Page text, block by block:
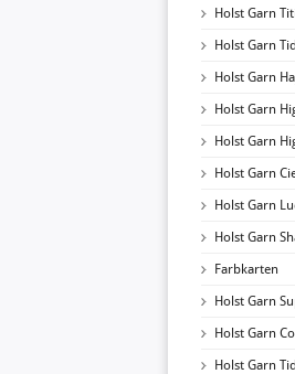
Holst Garn
Holst Garn
Holst Garn
Holst Garn
Holst Garn
Holst Garn
Holst Garn
Holst Garn
Farbkarten
Holst Garn
Holst Garn
Holst Garn